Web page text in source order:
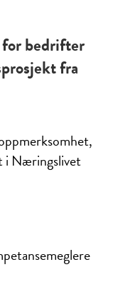
for bedrifter
fra
i Næringslivet